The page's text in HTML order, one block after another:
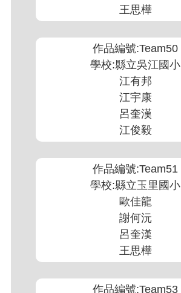
王思樺
作品編號:Team50
學校:縣立吳江國小
江有邦
江宇康
呂奎漢
江俊毅
作品編號:Team51
學校:縣立玉里國小
歐佳龍
謝何沅
呂奎漢
王思樺
作品編號:Team53